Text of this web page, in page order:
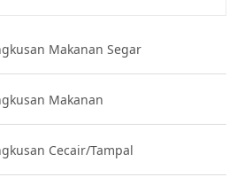
Makanan Segar
Makanan
Cecair/Tampal